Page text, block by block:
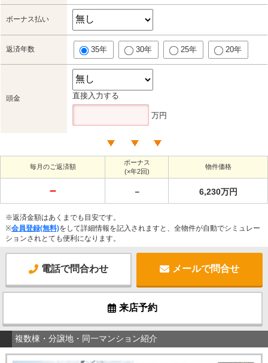
ボーナス払い
返済年数 35年 30年 25年 20年
頭金 直接入力する
万円
毎月のご返済額
ボーナス
(×年2回)
物件価格
－ － 6,230万円
※返済金額はあくまでも目安です。
※会員登録(無料)をして詳細情報を記入されますと、全物件が自動でシミュレー
ションされとても便利になります。
電話で問合わせ メールで問合せ
来店予約
複数棟・分譲地・同一マンション紹介